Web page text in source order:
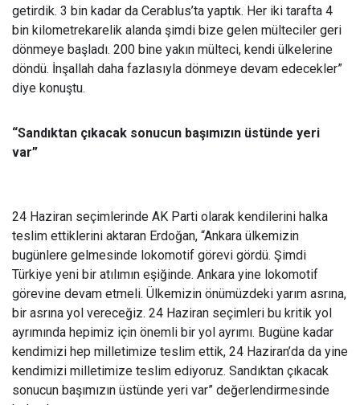
getirdik. 3 bin kadar da Cerablus’ta yaptık. Her iki tarafta 4
bin kilometrekarelik alanda şimdi bize gelen mülteciler geri
dönmeye başladı. 200 bine yakın mülteci, kendi ülkelerine
döndü. İnşallah daha fazlasıyla dönmeye devam edecekler”
diye konuştu.
“Sandıktan çıkacak sonucun başımızın üstünde yeri
var”
24 Haziran seçimlerinde AK Parti olarak kendilerini halka
teslim ettiklerini aktaran Erdoğan, “Ankara ülkemizin
bugünlere gelmesinde lokomotif görevi gördü. Şimdi
Türkiye yeni bir atılımın eşiğinde. Ankara yine lokomotif
görevine devam etmeli. Ülkemizin önümüzdeki yarım asrına,
bir asrına yol vereceğiz. 24 Haziran seçimleri bu kritik yol
ayrımında hepimiz için önemli bir yol ayrımı. Bugüne kadar
kendimizi hep milletimize teslim ettik, 24 Haziran’da da yine
kendimizi milletimize teslim ediyoruz. Sandıktan çıkacak
sonucun başımızın üstünde yeri var” değerlendirmesinde